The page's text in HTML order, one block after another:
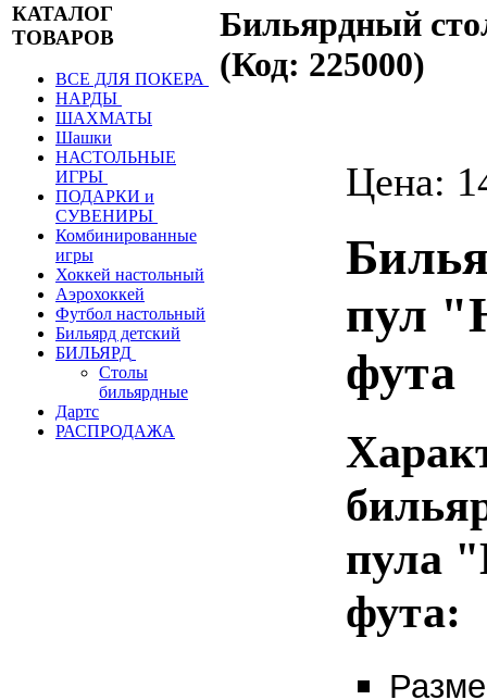
КАТАЛОГ
ТОВАРОВ
ВСЕ ДЛЯ ПОКЕРА
НАРДЫ
ШАХМАТЫ
Шашки
НАСТОЛЬНЫЕ
ИГРЫ
ПОДАРКИ и
СУВЕНИРЫ
Комбинированные
игры
Хоккей настольный
Аэрохоккей
Футбол настольный
Бильярд детский
БИЛЬЯРД
Столы
бильярдные
Дартс
РАСПРОДАЖА
Бильярдный
(Код: 225000)
Цена:
пул
фута
пула
фута: